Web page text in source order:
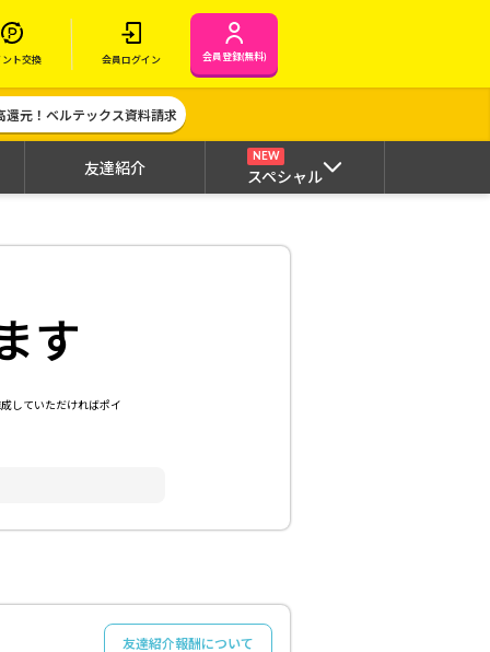
ント交換 会員ログイン 会員登録(無料)
還元！ベルテックス資料請求
友達紹介
NEW
スペシャル
す
していただければポイ
友達紹介報酬について